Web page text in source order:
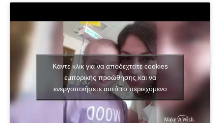
Κάντε κλικ για να αποδεχτείτε cookies
εμπορικής προώθησης και να
ενεργοποιήσετε αυτό το περιεχόμενο